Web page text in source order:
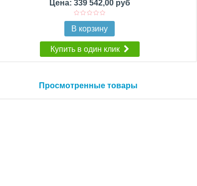
Цена: 339 542,00 руб
В корзину
Купить в один клик
Просмотренные товары